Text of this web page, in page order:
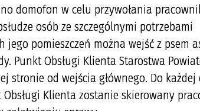
domofon w celu przywołania
osób ze szczególnymi potrzebami
jego pomieszczeń można wejść z psem
Punkt Obsługi Klienta Starostwa
stronie od wejścia głównego. Do każdej
Obsługi Klienta zostanie skierowany